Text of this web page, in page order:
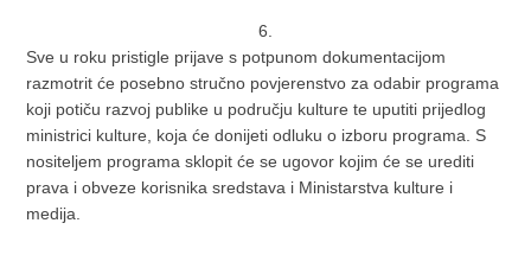
6.
Sve u roku pristigle prijave s potpunom dokumentacijom
razmotrit će posebno stručno povjerenstvo za odabir programa
koji potiču razvoj publike u području kulture te uputiti prijedlog
ministrici kulture, koja će donijeti odluku o izboru programa. S
nositeljem programa sklopit će se ugovor kojim će se urediti
prava i obveze korisnika sredstava i Ministarstva kulture i
medija.